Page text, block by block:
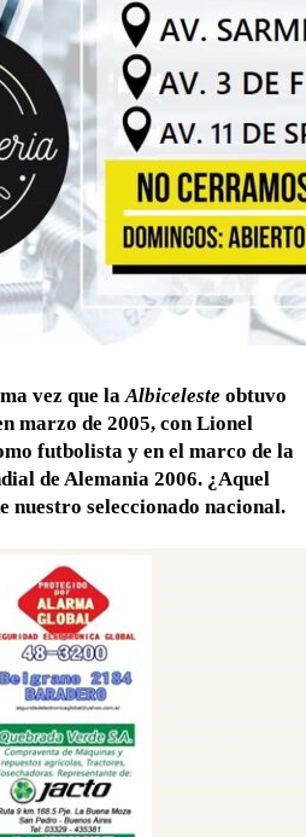
vez que laAlbiceleste obtuvo
marzo de 2005, con Lionel
futbolista y en el marco de la
de Alemania 2006. ¿Aquel
nuestro seleccionado nacional.